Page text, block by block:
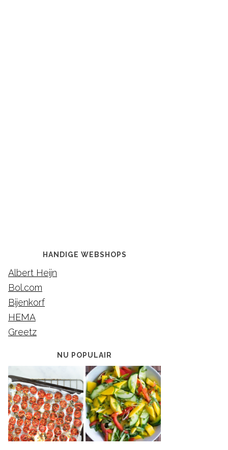
HANDIGE WEBSHOPS
Albert Heijn
Bol.com
Bijenkorf
HEMA
Greetz
NU POPULAIR